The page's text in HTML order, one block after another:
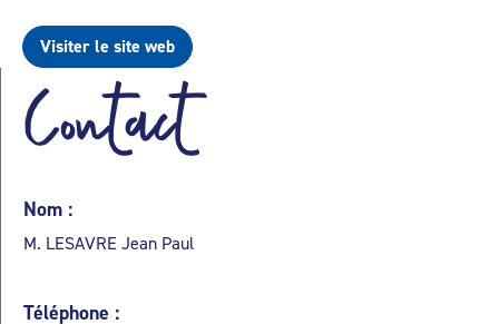
Visiter le site web
Contact
Nom :
M. LESAVRE Jean Paul
Téléphone :